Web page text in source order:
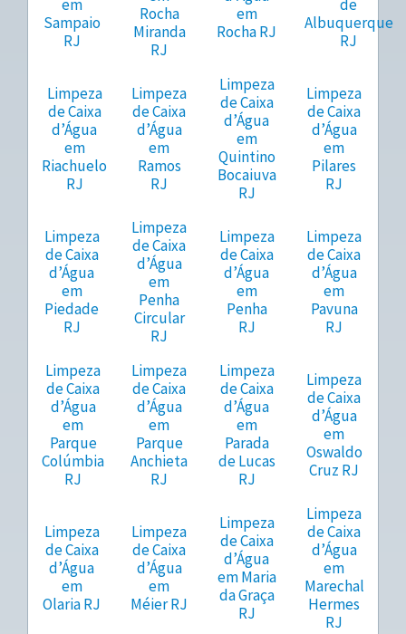
em
Sampaio
RJ
Rocha
Miranda
RJ
em
Rocha RJ
de
Albuquerque
RJ
Limpeza
de Caixa
d’Água
em
Riachuelo
RJ
Limpeza
de Caixa
d’Água
em
Ramos
RJ
Limpeza
de Caixa
d’Água
em
Quintino
Bocaiuva
RJ
Limpeza
de Caixa
d’Água
em
Pilares
RJ
Limpeza
de Caixa
d’Água
em
Piedade
RJ
Limpeza
de Caixa
d’Água
em
Penha
Circular
RJ
Limpeza
de Caixa
d’Água
em
Penha
RJ
Limpeza
de Caixa
d’Água
em
Pavuna
RJ
Limpeza
de Caixa
d’Água
em
Parque
Colúmbia
RJ
Limpeza
de Caixa
d’Água
em
Parque
Anchieta
RJ
Limpeza
de Caixa
d’Água
em
Parada
de Lucas
RJ
Limpeza
de Caixa
d’Água
em
Oswaldo
Cruz RJ
Limpeza
de Caixa
d’Água
em
Olaria RJ
Limpeza
de Caixa
d’Água
em
Méier RJ
Limpeza
de Caixa
d’Água
em Maria
da Graça
RJ
Limpeza
de Caixa
d’Água
em
Marechal
Hermes
RJ